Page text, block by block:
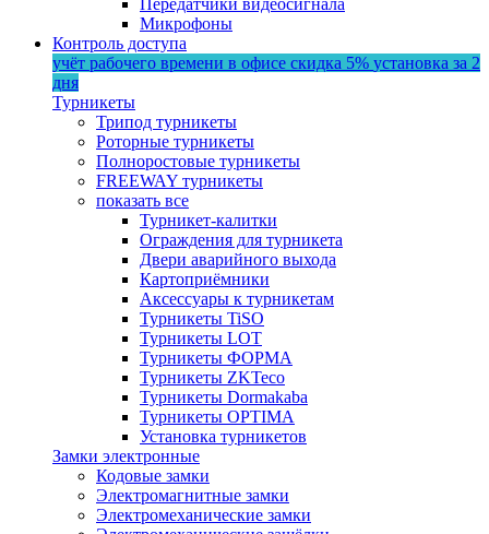
Микрофоны
Контроль доступа
учёт рабочего времени в офисе скидка 5% установка за 2
дня
Турникеты
Трипод турникеты
Роторные турникеты
Полноростовые турникеты
FREEWAY турникеты
показать все
Турникет-калитки
Ограждения для турникета
Двери аварийного выхода
Картоприёмники
Аксессуары к турникетам
Турникеты TiSO
Турникеты LOT
Турникеты ФОРМА
Турникеты ZKTeco
Турникеты Dormakaba
Турникеты OPTIMA
Установка турникетов
Замки электронные
Кодовые замки
Электромагнитные замки
Электромеханические замки